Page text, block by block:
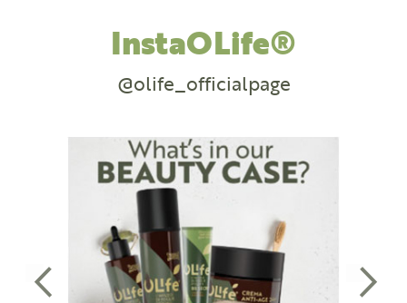
InstaOLife®
@olife_officialpage